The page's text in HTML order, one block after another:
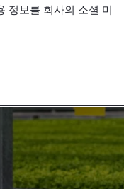
정보를 회사의 소셜 미